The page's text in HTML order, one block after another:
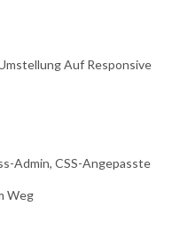
Auf Responsive
Admin, CSS-Angepasste
Weg